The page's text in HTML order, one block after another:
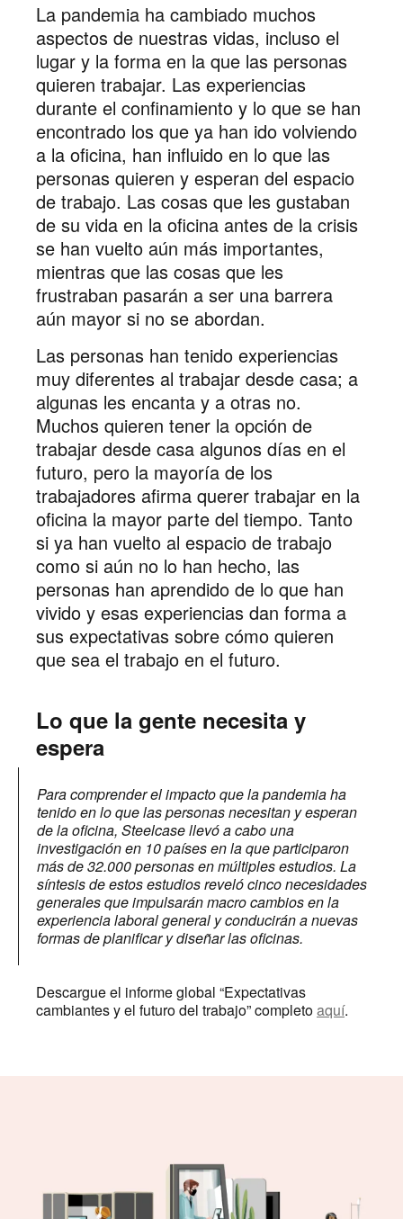
La pandemia ha cambiado muchos
aspectos de nuestras vidas, incluso el
lugar y la forma en la que las personas
quieren trabajar. Las experiencias
durante el confinamiento y lo que se han
encontrado los que ya han ido volviendo
a la oficina, han influido en lo que las
personas quieren y esperan del espacio
de trabajo. Las cosas que les gustaban
de su vida en la oficina antes de la crisis
se han vuelto aún más importantes,
mientras que las cosas que les
frustraban pasarán a ser una barrera
aún mayor si no se abordan.
Las personas han tenido experiencias
muy diferentes al trabajar desde casa; a
algunas les encanta y a otras no.
Muchos quieren tener la opción de
trabajar desde casa algunos días en el
futuro, pero la mayoría de los
trabajadores afirma querer trabajar en la
oficina la mayor parte del tiempo. Tanto
si ya han vuelto al espacio de trabajo
como si aún no lo han hecho, las
personas han aprendido de lo que han
vivido y esas experiencias dan forma a
sus expectativas sobre cómo quieren
que sea el trabajo en el futuro.
Lo que la gente necesita y
espera
Para comprender el impacto que la pandemia ha
tenido en lo que las personas necesitan y esperan
de la oficina, Steelcase llevó a cabo una
investigación en 10 países en la que participaron
más de 32.000 personas en múltiples estudios. La
síntesis de estos estudios reveló cinco necesidades
generales que impulsarán macro cambios en la
experiencia laboral general y conducirán a nuevas
formas de planificar y diseñar las oficinas.
Descargue el informe global “Expectativas
cambiantes y el futuro del trabajo” completoaquí.